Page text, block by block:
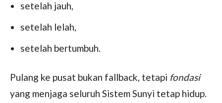
setelah jauh,
setelah lelah,
setelah bertumbuh.
Pulang ke pusat bukan fallback, tetapi fondasi
yang menjaga seluruh Sistem Sunyi tetap hidup.